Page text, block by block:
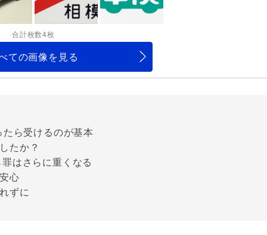
合計枚数4枚
ての画像を見る
ら受けるのが基本
たか？
はさらに重くなる
心
ずに